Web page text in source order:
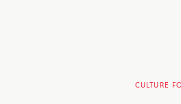
CULTURE